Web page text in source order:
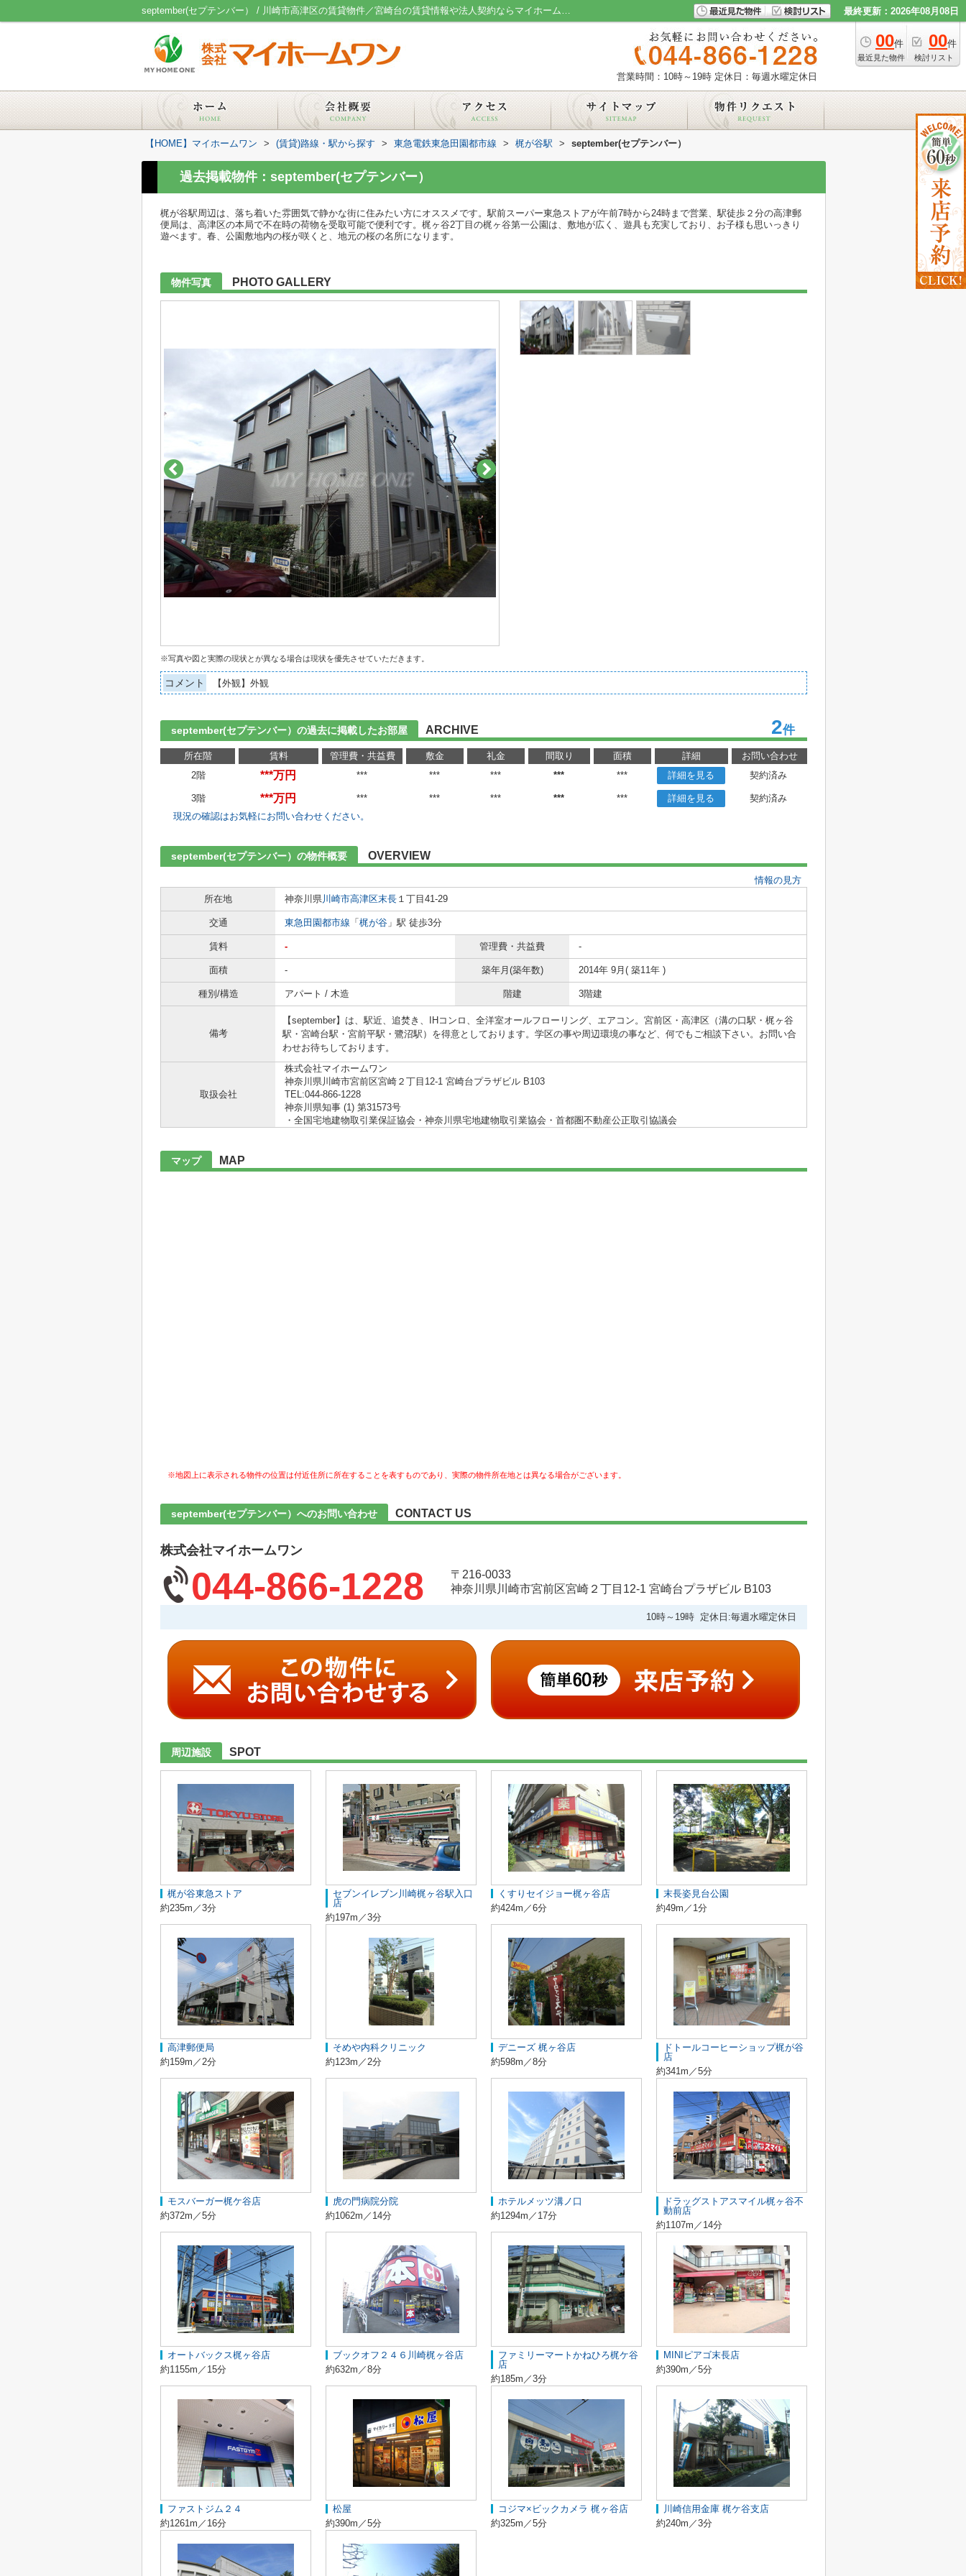
september(セプテンバー） / 川崎市高津区の賃貸物件／宮崎台の賃貸情報や法人契約ならマイホームワン 最終更新：2026年08月08日
00件
最近見た物件
00件
検討リスト
営業時間：10時～19時 定休日：毎週水曜定休日
【HOME】マイホームワン > (賃貸)路線・駅から探す > 東急電鉄東急田園都市線 > 梶が谷駅 > september(セプテンバー）
過去掲載物件：september(セプテンバー）
梶が谷駅周辺は、落ち着いた雰囲気で静かな街に住みたい方にオススメです。駅前スーパー東急ストアが午前7時から24時まで営業、駅徒歩２分の高津郵
便局は、高津区の本局で不在時の荷物を受取可能で便利です。梶ヶ谷2丁目の梶ヶ谷第一公園は、敷地が広く、遊具も充実しており、お子様も思いっきり
遊べます。春、公園敷地内の桜が咲くと、地元の桜の名所になります。
物件写真 PHOTO GALLERY
※写真や図と実際の現状とが異なる場合は現状を優先させていただきます。
コメント 【外観】外観
september(セプテンバー）の過去に掲載したお部屋 ARCHIVE 2件
所在階 賃料 管理費・共益費 敷金 礼金 間取り 面積 詳細
お問い合わせ
2階
***万円 *** *** *** *** *** 詳細を見る 契約済み
3階 ***万円 *** *** *** *** *** 詳細を見る
契約済み
現況の確認はお気軽にお問い合わせください。
september(セプテンバー）の物件概要 OVERVIEW
情報の見方
所在地
神奈川県川崎市高津区末長 １丁目41-29
交通 東急田園都市線 「 梶が谷 」駅 徒歩3分
賃料 - 管理費・共益費 -
面積 - 築年月(築年数) 2014年 9月( 築11年 )
種別/構造 アパート / 木造 階建 3階建
備考
【september】は、駅近、追焚き、IHコンロ、全洋室オールフローリング、エアコン。宮前区・高津区（溝の口駅・梶ヶ谷
駅・宮崎台駅・宮前平駅・鷺沼駅）を得意としております。学区の事や周辺環境の事など、何でもご相談下さい。お問い合
わせお待ちしております。
取扱会社
株式会社マイホームワン
神奈川県川崎市宮前区宮崎２丁目12-1 宮崎台プラザビル B103
TEL:044-866-1228
神奈川県知事 (1) 第31573号
・全国宅地建物取引業保証協会・神奈川県宅地建物取引業協会・首都圏不動産公正取引協議会
マップ MAP
※地図上に表示される物件の位置は付近住所に所在することを表すものであり、実際の物件所在地とは異なる場合がございます。
september(セプテンバー）へのお問い合わせ CONTACT US
株式会社マイホームワン
044-866-1228
〒216-0033
神奈川県川崎市宮前区宮崎２丁目12-1 宮崎台プラザビル B103
10時～19時 定休日:毎週水曜定休日
周辺施設 SPOT
梶が谷東急ストア
約235m／3分
セブンイレブン川崎梶ヶ谷駅入口
店
約197m／3分
くすりセイジョー梶ヶ谷店
約424m／6分
末長姿見台公園
約49m／1分
高津郵便局
約159m／2分
そめや内科クリニック
約123m／2分
デニーズ 梶ヶ谷店
約598m／8分
ドトールコーヒーショップ梶が谷
店
約341m／5分
モスバーガー梶ケ谷店
約372m／5分
虎の門病院分院
約1062m／14分
ホテルメッツ溝ノ口
約1294m／17分
ドラッグストアスマイル梶ヶ谷不
動前店
約1107m／14分
オートバックス梶ヶ谷店
約1155m／15分
ブックオフ２４６川崎梶ヶ谷店
約632m／8分
ファミリーマートかねひろ梶ケ谷
店
約185m／3分
MINIピアゴ末長店
約390m／5分
ファストジム２４
約1261m／16分
松屋
約390m／5分
コジマ×ビックカメラ 梶ヶ谷店
約325m／5分
川崎信用金庫 梶ケ谷支店
約240m／3分